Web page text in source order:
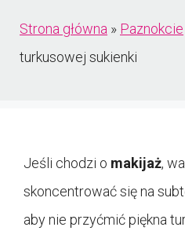
Strona główna » Paznokcie
turkusowej sukienki
Jeśli chodzi o makijaż,
skoncentrować się na
aby nie przyćmić piękna